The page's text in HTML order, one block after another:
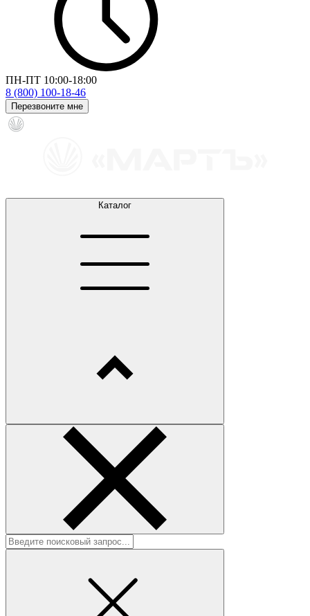
ПН-ПТ 10:00-18:00
8 (800) 100-18-46
Перезвоните мне
Каталог